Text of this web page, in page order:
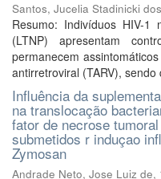
Santos, Jucelia Stadinicki dos
Resumo: Indivíduos HIV-
(LTNP) apresentam
permanecem
antirretroviral (TARV),
Influência da
na translocação
fator de necrose
submetidos r induçao
Zymosan
Andrade Neto, Jose Luiz de,